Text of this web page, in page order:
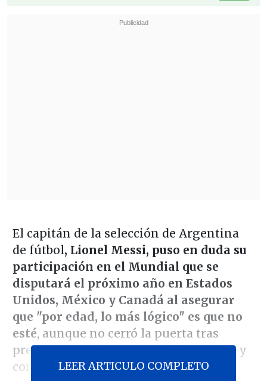
El capitán de la selección de Argentina
de fútbol, Lionel Messi, puso en duda su
participación en el Mundial que se
disputará el próximo año en Estados
Unidos, México y Canadá al asegurar
que "por edad, lo más lógico" es que no
esté, aunque no cerró la puerta tras
precisar que aún se siente "ilusionado y
con ganas" de jugar.
LEER ARTICULO COMPLETO